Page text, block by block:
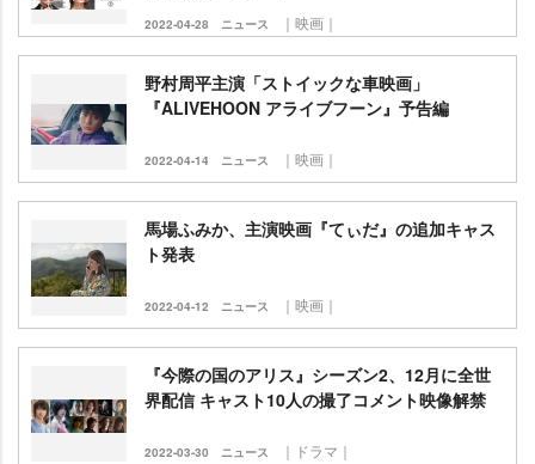
2022-04-28 ニュース ｜映画｜
野村周平主演「ストイックな車映画」
『ALIVEHOON アライブフーン』予告編
2022-04-14 ニュース ｜映画｜
馬場ふみか、主演映画『てぃだ』の追加キャス
ト発表
2022-04-12 ニュース ｜映画｜
『今際の国のアリス』シーズン2、12月に全世
界配信 キャスト10人の撮了コメント映像解禁
2022-03-30 ニュース ｜ドラマ｜